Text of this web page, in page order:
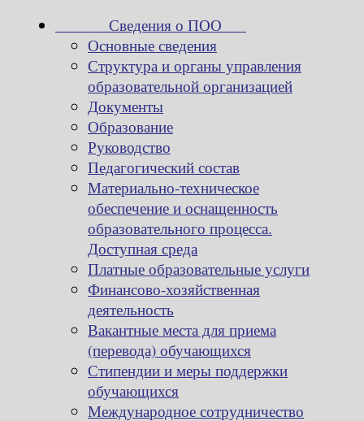
Сведения о ПОО
Основные сведения
Структура и органы управления
образовательной организацией
Документы
Образование
Руководство
Педагогический состав
Материально-техническое
обеспечение и оснащенность
образовательного процесса.
Доступная среда
Платные образовательные услуги
Финансово-хозяйственная
деятельность
Вакантные места для приема
(перевода) обучающихся
Стипендии и меры поддержки
обучающихся
Международное сотрудничество